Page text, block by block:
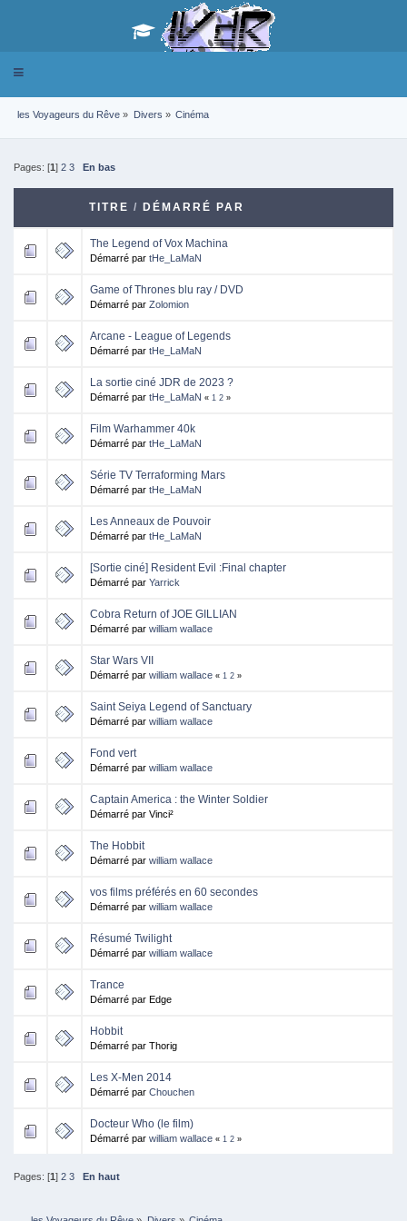
Toggle
les Voyageurs du Rêve » Divers » Cinéma
Pages: [1] 2 3 En bas
TITRE /DÉMARRÉ PAR
The Legend of Vox Machina
Démarré par tHe_LaMaN
Game of Thrones blu ray / DVD
Démarré par Zolomion
Arcane - League of Legends
Démarré par tHe_LaMaN
La sortie ciné JDR de 2023 ?
Démarré par tHe_LaMaN « 1 2»
Film Warhammer 40k
Démarré par tHe_LaMaN
Série TV Terraforming Mars
Démarré par tHe_LaMaN
Les Anneaux de Pouvoir
Démarré par tHe_LaMaN
[Sortie ciné] Resident Evil :Final chapter
Démarré par Yarrick
Cobra Return of JOE GILLIAN
Démarré par william wallace
Star Wars VII
Démarré par william wallace « 1 2»
Saint Seiya Legend of Sanctuary
Démarré par william wallace
Fond vert
Démarré par william wallace
Captain America : the Winter Soldier
Démarré par Vinci²
The Hobbit
Démarré par william wallace
vos films préférés en 60 secondes
Démarré par william wallace
Résumé Twilight
Démarré par william wallace
Trance
Démarré par Edge
Hobbit
Démarré par Thorig
Les X-Men 2014
Démarré par Chouchen
Docteur Who (le film)
Démarré par william wallace « 1 2»
Pages: [1] 2 3 En haut